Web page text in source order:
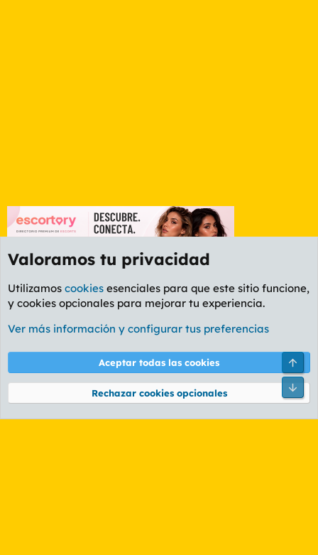
Etiquetas
Cookies
PL OLDSTYLE AMARILLO
Términos y reglas Política de privacidad Ayuda
Community platform by XenForo® © 2010-2026 XenForo Ltd.
Valoramos tu privacidad
Utilizamos cookies esenciales para que este sitio funcione,
y cookies opcionales para mejorar tu experiencia.
Ver más información y configurar tus preferencias
Aceptar todas las cookies
Rechazar cookies opcionales
Pie